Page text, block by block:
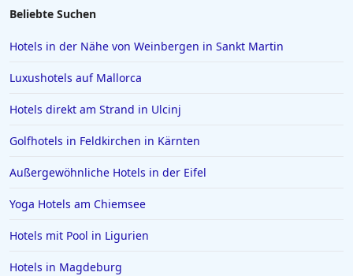
Beliebte Suchen
Hotels in der Nähe von Weinbergen in Sankt Martin
Luxushotels auf Mallorca
Hotels direkt am Strand in Ulcinj
Golfhotels in Feldkirchen in Kärnten
Außergewöhnliche Hotels in der Eifel
Yoga Hotels am Chiemsee
Hotels mit Pool in Ligurien
Hotels in Magdeburg